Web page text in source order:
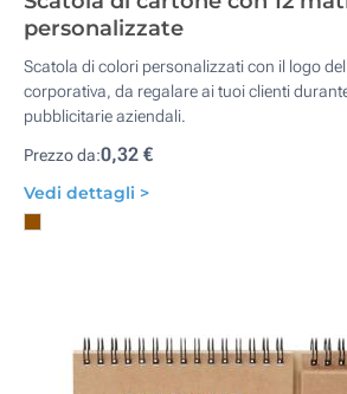
personalizzate
Scatola di colori personalizzati con il logo
corporativa, da regalare ai tuoi clienti
pubblicitarie aziendali.
Prezzo da:0,32 €
Vedi dettagli >